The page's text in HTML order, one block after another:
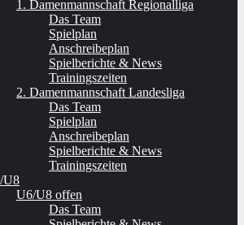
1. Damenmannschaft Regionalliga
Das Team
Spielplan
Anschreibeplan
Spielberichte & News
Trainingszeiten
2. Damenmannschaft Landesliga
Das Team
Spielplan
Anschreibeplan
Spielberichte & News
Trainingszeiten
U8
U6/U8 offen
Das Team